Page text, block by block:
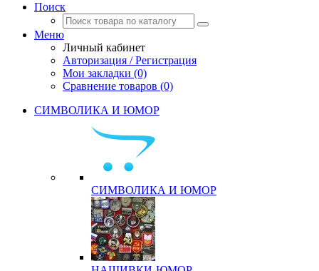
Поиск
Меню
Личный кабинет
Авторизация / Регистрация
Мои закладки (0)
Сравнение товаров (0)
СИМВОЛИКА И ЮМОР
СИМВОЛИКА И ЮМОР